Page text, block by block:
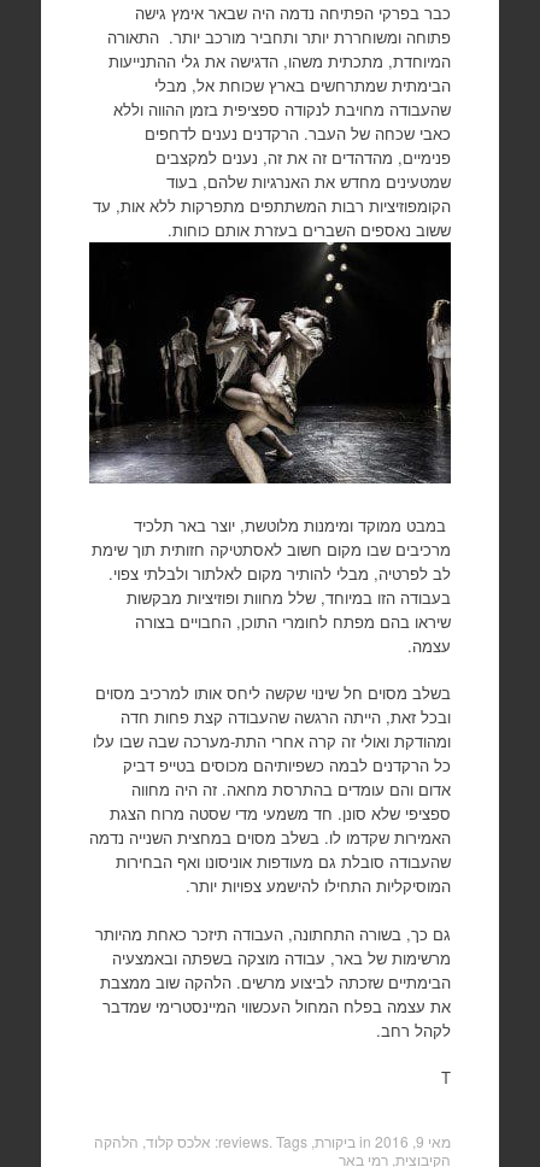
כבר בפרקי הפתיחה נדמה היה שבאר אימץ גישה
פתוחה ומשוחררת יותר ותחביר מורכב יותר. התאורה
המיוחדת, מתכתית משהו, הדגישה את גלי ההתנייעות
הבימתית שמתרחשים בארץ שכוחת אל, מבלי
שהעבודה מחויבת לנקודה ספציפית בזמן ההווה וללא
כאבי שכחה של העבר. הרקדנים נענים לדחפים
פנימיים, מהדהדים זה את זה, נענים למקצבים
שמטעינים מחדש את האנרגיות שלהם, בעוד
הקומפוזיציות רבות המשתתפים מתפרקות ללא אות, עד
ששוב נאספים השברים בעזרת אותם כוחות.
במבט ממוקד ומימנות מלוטשת, יוצר באר תלכיד
מרכיבים שבו מקום חשוב לאסתטיקה חזותית תוך שימת
לב לפרטיה, מבלי להותיר מקום לאלתור ולבלתי צפוי.
בעבודה הזו במיוחד, שלל מחוות ופוזיציות מבקשות
שיראו בהם מפתח לחומרי התוכן, החבויים בצורה
עצמה.
בשלב מסוים חל שינוי שקשה ליחס אותו למרכיב מסוים
ובכל זאת, הייתה הרגשה שהעבודה קצת פחות חדה
ומהודקת ואולי זה קרה אחרי התת-מערכה שבה שבו עלו
כל הרקדנים לבמה כשפיותיהם מכוסים בטייפ דביק
אדום והם עומדים בהתרסת מחאה. זה היה מחווה
ספציפי שלא סונן. חד משמעי מדי שסטה מרוח הצגת
האמירות שקדמו לו. בשלב מסוים במחצית השנייה נדמה
שהעבודה סובלת גם מעודפות אוניסונו ואף הבחירות
המוסיקליות התחילו להישמע צפויות יותר.
גם כך, בשורה התחתונה, העבודה תיזכר כאחת מהיותר
מרשימות של באר, עבודה מוצקה בשפתה ובאמצעיה
הבימתיים שזכתה לביצוע מרשים. הלהקה שוב ממצבת
את עצמה בפלח המחול העכשווי המיינסטרימי שמדבר
לקהל רחב.
T
מאי 9, 2016 in ביקורת, reviews . Tags: אלכס קלוד, הלהקה
הקיבוצית, רמי באר